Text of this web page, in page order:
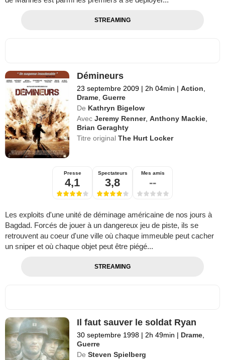
STREAMING
Démineurs
23 septembre 2009 | 2h 04min | Action
Drame ,Guerre
De Kathryn Bigelow
Avec Jeremy Renner,Anthony Mackie
Brian Geraghty
Titre originalThe Hurt Locker
Presse
4,1
Spectateurs
3,8
Mes amis
--
Les exploits d'une unité de déminage américaine de nos jours à
Bagdad. Forcés de jouer à un dangereux jeu de piste, ils se
retrouvent au coeur d'une ville où chaque immeuble peut cacher
un sniper et où chaque objet peut être piégé...
STREAMING
Il faut sauver le soldat Ryan
30 septembre 1998 | 2h 49min | Drame
Guerre
De Steven Spielberg